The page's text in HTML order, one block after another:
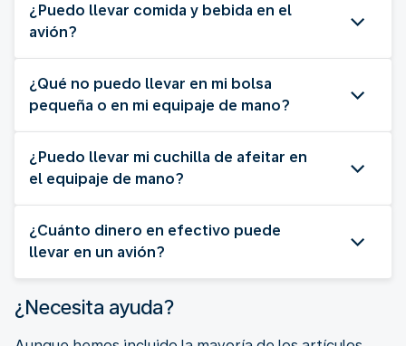
¿Puedo llevar comida y bebida en el
avión?
¿Qué no puedo llevar en mi bolsa
pequeña o en mi equipaje de mano?
¿Puedo llevar mi cuchilla de afeitar en
el equipaje de mano?
¿Cuánto dinero en efectivo puede
llevar en un avión?
¿Necesita ayuda?